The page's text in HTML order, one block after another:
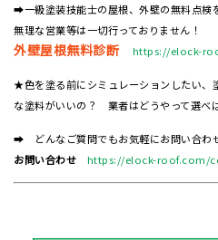
➡一級塗装技能士の屋根、外壁の無料点検
無理な営業等は一切行っておりません！
外壁屋根無料診断 https://elock-
★色を塗る前にシミュレーションしたい
な塗料がいいの？ 業者はどうやって選べ
➡ どんなご質問でもお気軽にお問い合わ
お問い合わせ
https://elock-roof.com/